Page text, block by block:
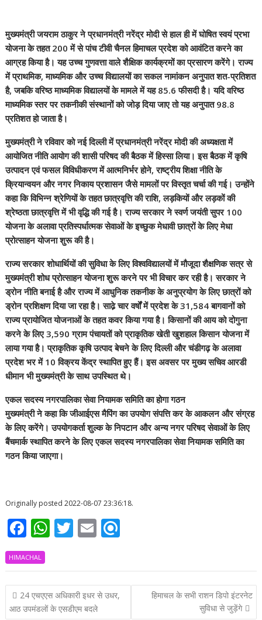
मुख्यमंत्री जयराम ठाकुर ने प्रधानमंत्री नरेंद्र मोदी से हाल ही में घोषित स्वयं प्रभा
योजना के तहत 200 में से पांच टीवी चैनल हिमाचल प्रदेश को आवंटित करने का
आग्रह किया है। यह उच्च गुणवत्ता वाले शैक्षिक कार्यक्रमों का प्रसारण करेंगे। राज्य
में प्राथमिक, माध्यमिक और उच्च विद्यालयों का सकल नामांकन अनुपात शत-प्रतिशत
है, जबकि वरिष्ठ माध्यमिक विद्यालयों के मामले में यह 85.6 फीसदी है। यदि वरिष्ठ
माध्यमिक स्तर पर तकनीकी संस्थानों को जोड़ दिया जाए तो यह अनुपात 98.8
प्रतिशत हो जाता है।
मुख्यमंत्री ने रविवार को नई दिल्ली में प्रधानमंत्री नरेंद्र मोदी की अध्यक्षता में
आयोजित नीति आयोग की शासी परिषद की बैठक में हिस्सा लिया। इस बैठक में कृषि
उत्पादन एवं फसल विविधीकरण में आत्मनिर्भर होने, राष्ट्रीय शिक्षा नीति के
क्रियान्वयन और नगर निकाय प्रशासन जैसे मामलों पर विस्तृत चर्चा की गई। उन्होंने
कहा कि विभिन्न श्रेणियों के तहत छात्रवृत्ति की राशि, लड़कियों और लड़कों की
श्रेष्ठता छात्रवृत्ति में भी वृद्धि की गई है। राज्य सरकार ने स्वर्ण जयंती सुपर 100
योजना के अलावा प्रतिस्पर्धात्मक सेवाओं के इच्छुक मेधावी छात्रों के लिए मेधा
प्रोत्साहन योजना शुरू की है।
राज्य सरकार शोधार्थियों की सुविधा के लिए विश्वविद्यालयों में मौजूदा शैक्षणिक सत्र से
मुख्यमंत्री शोध प्रोत्साहन योजना शुरू करने पर भी विचार कर रही है। सरकार ने
ड्रोन नीति बनाई है और राज्य में आधुनिक तकनीक के अनुप्रयोग के लिए छात्रों को
ड्रोन प्रशिक्षण दिया जा रहा है। साढे़ चार वर्षों में प्रदेश के 31,584 बागवानों को
राज्य प्रायोजित योजनाओं के तहत कवर किया गया है। किसानों की आय को दोगुना
करने के लिए 3,590 ग्राम पंचायतों को प्राकृतिक खेती खुशहाल किसान योजना में
लाया गया है। प्राकृतिक कृषि उत्पाद बेचने के लिए दिल्ली और चंडीगढ़ के अलावा
प्रदेश भर में 10 विक्रय केंद्र स्थापित हुए हैं। इस अवसर पर मुख्य सचिव आरडी
धीमान भी मुख्यमंत्री के साथ उपस्थित थे।
एकल सदस्य नगरपालिका सेवा नियामक समिति का होगा गठन
मुख्यमंत्री ने कहा कि जीआईएस मैपिंग का उपयोग संपत्ति कर के आकलन और संग्रह
के लिए करेंगे। उपयोगकर्ता शुल्क के निपटान और अन्य नगर परिषद सेवाओं के लिए
बैंचमार्क स्थापित करने के लिए एकल सदस्य नगरपालिका सेवा नियामक समिति का
गठन किया जाएगा।
Originally posted 2022-08-07 23:36:18.
F
ac
e
b
o
W
at
s
A
T
itt
er
E
ai
l
i
n
HIMACHAL
Post
navigation
24 एचएएस अधिकारी इधर से उधर,
आठ उपमंडलों के एसडीएम बदले
हिमाचल के सभी राशन डिपो इंटरनेट
सुविधा से जुड़ेंगे